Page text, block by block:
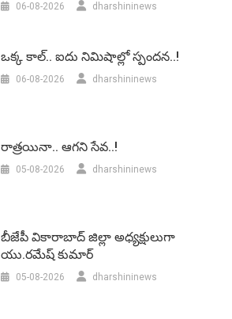
06-08-2026 dharshininews
ఒక్క కాల్.. ఐదు నిమిషాల్లో స్పందన..!
06-08-2026 dharshininews
రాత్రయినా.. ఆగని సేవ..!
05-08-2026 dharshininews
బీజేపీ వికారాబాద్‌ జిల్లా అధ్యక్షులుగా
యు.రమేష్‌ కుమార్
05-08-2026 dharshininews